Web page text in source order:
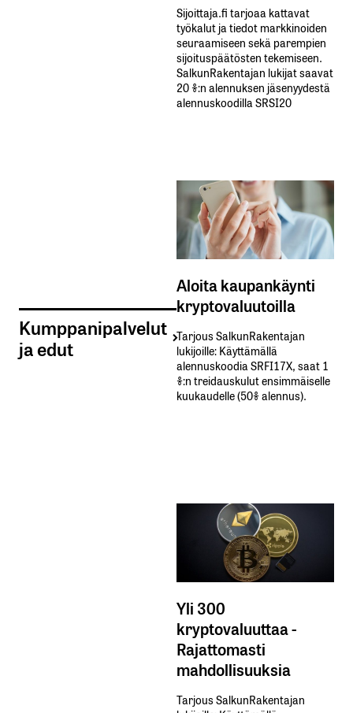
Kumppanipalvelut
ja edut
Sijoittaja.fi tarjoaa kattavat
työkalut ja tiedot markkinoiden
seuraamiseen sekä parempien
sijoituspäätösten tekemiseen.
SalkunRakentajan lukijat saavat
20 %:n alennuksen jäsenyydestä
alennuskoodilla SRSI20
Aloita kaupankäynti
kryptovaluutoilla
Tarjous SalkunRakentajan
lukijoille: Käyttämällä​ ​
alennuskoodia​ ​SRFI17X,​ ​saat​ ​1
%:n treidauskulut​ ​ensimmäiselle​ ​
kuukaudelle​ ​(50%​ ​alennus).
Yli 300
kryptovaluuttaa -
Rajattomasti
mahdollisuuksia
Tarjous SalkunRakentajan